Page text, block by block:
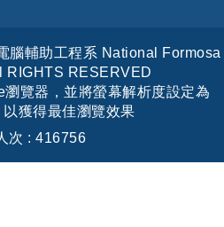
腦輔助工程系 National Formosa
RIGHTS RESERVED
覽器，並將螢幕解析度設定為
獲得最佳瀏覽效果
次 : 416756